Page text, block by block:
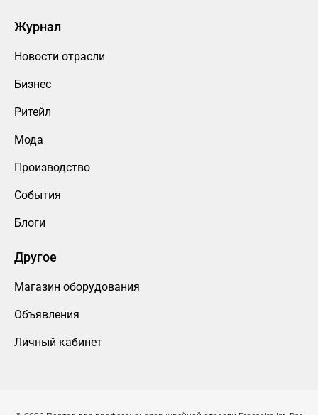
Журнал
Новости отрасли
Бизнес
Ритейл
Мода
Производство
События
Блоги
Другое
Магазин оборудования
Объявления
Личный кабинет